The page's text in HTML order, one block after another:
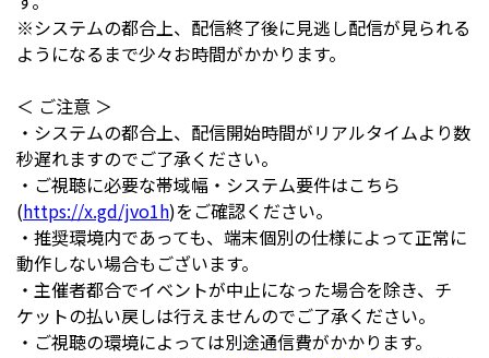
※システムの都合上、配信終了後に見逃し配信が見られる
ようになるまで少々お時間がかかります。
＜ ご注意 ＞
・システムの都合上、配信開始時間がリアルタイムより数
秒遅れますのでご了承ください。
・ご視聴に必要な帯域幅・システム要件はこちら
(https://x.gd/jvo1h)をご確認ください。
・推奨環境内であっても、端末個別の仕様によって正常に
動作しない場合もございます。
・主催者都合でイベントが中止になった場合を除き、チ
ケットの払い戻しは行えませんのでご了承ください。
・ご視聴の環境によっては別途通信費がかかります。